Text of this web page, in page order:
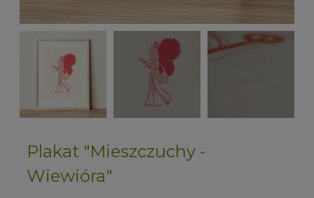
Plakat "Mieszczuchy -
Wiewióra"